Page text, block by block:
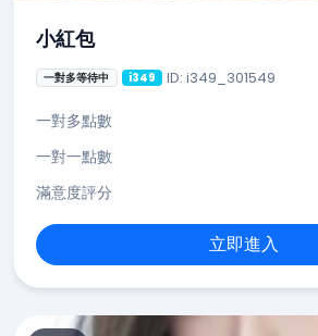
小紅包
一對多等待中 i349 ID: i349_301549
一對多點數
一對一點數
滿意度評分
立即進入